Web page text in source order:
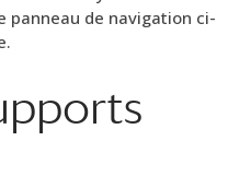
panneau de navigation ci-